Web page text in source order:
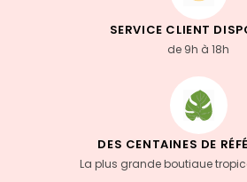
SERVICE CLIENT
de 9h à 18h
DES CENTAINES DE
La plus grande boutiaue